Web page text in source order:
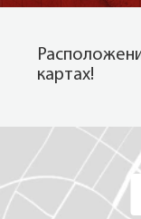
картах!